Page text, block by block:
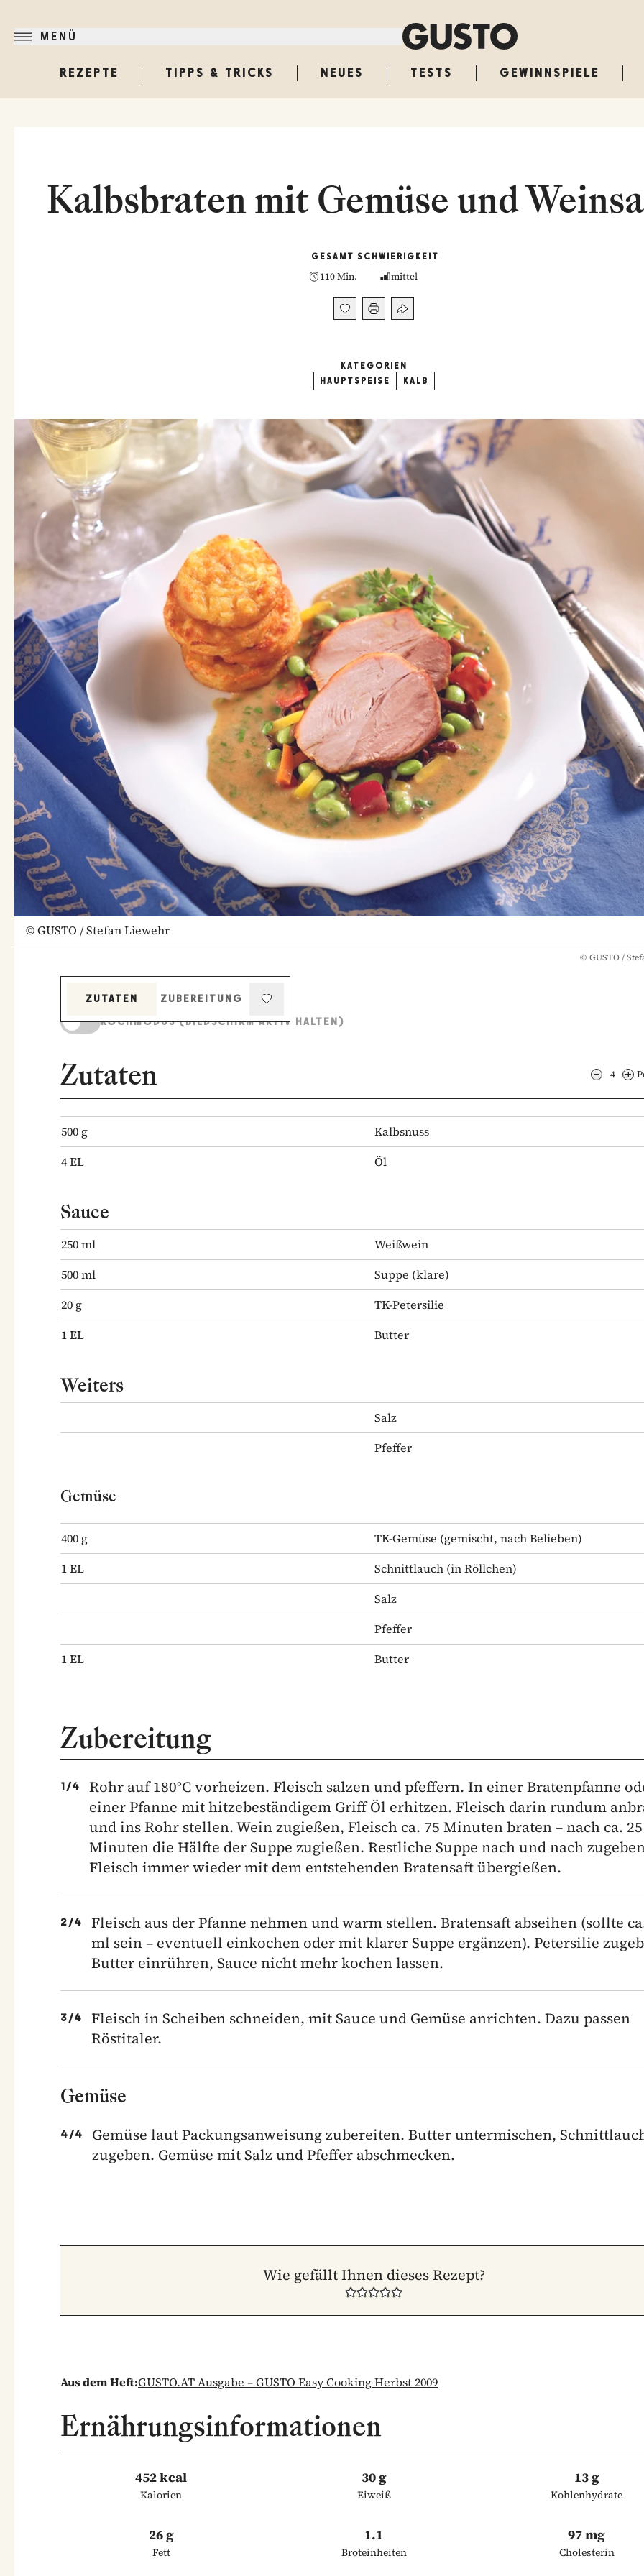
MENÜ
REZEPTE TIPPS & TRICKS NEUES TESTS GEWINNSPIELE
Kalbsbraten mit Gemüse und
GESAMT
110 Min.
SCHWIERIGKEIT
mittel
KATEGORIEN
HAUPTSPEISE
KALB
©GUSTO / Stefan Liewehr
© GUSTO /
ZUTATEN
ZUBEREITUNG
KOCHMODUS (BILDSCHIRM AKTIV HALTEN)
Zutaten 4
500 g
Kalbsnuss
4EL Öl
Sauce
250ml
Weißwein
500ml Suppe (klare)
20 g
TK-Petersilie
1EL Butter
Weiters
Salz
Pfeffer
Gemüse
400 g TK-Gemüse (gemischt, nach Belieben)
1EL Schnittlauch (in Röllchen)
Salz
Pfeffer
1EL Butter
Zubereitung
1/4
Rohr auf 180°C vorheizen. Fleisch salzen und pfeffern. In einer Bratenpfanne
einer Pfanne mit hitzebeständigem Griff Öl erhitzen. Fleisch darin rundum
und ins Rohr stellen. Wein zugießen, Fleisch ca. 75 Minuten braten – nach ca. 25
Minuten die Hälfte der Suppe zugießen. Restliche Suppe nach und nach
Fleisch immer wieder mit dem entstehenden Bratensaft übergießen.
2/4
Fleisch aus der Pfanne nehmen und warm stellen. Bratensaft abseihen (sollte
ml sein – eventuell einkochen oder mit klarer Suppe ergänzen). Petersilie
Butter einrühren, Sauce nicht mehr kochen lassen.
3/4
Fleisch in Scheiben schneiden, mit Sauce und Gemüse anrichten. Dazu passen
Röstitaler.
Gemüse
4/4
Gemüse laut Packungsanweisung zubereiten. Butter untermischen,
zugeben. Gemüse mit Salz und Pfeffer abschmecken.
Wie gefällt Ihnen dieses Rezept?
Aus dem Heft:GUSTO.AT Ausgabe – GUSTO Easy Cooking Herbst 2009
Ernährungsinformationen
452 kcal
Kalorien
30 g
Eiweiß
13 g
Kohlenhydrate
26 g
Fett
1.1
Broteinheiten
97 mg
Cholesterin